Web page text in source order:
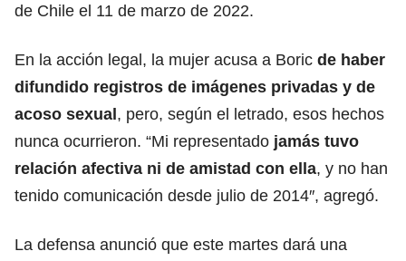
de Chile el 11 de marzo de 2022.
En la acción legal, la mujer acusa a Boric de haber
difundido registros de imágenes privadas y de
acoso sexual, pero, según el letrado, esos hechos
nunca ocurrieron. “Mi representado jamás tuvo
relación afectiva ni de amistad con ella, y no han
tenido comunicación desde julio de 2014″, agregó.
La defensa anunció que este martes dará una